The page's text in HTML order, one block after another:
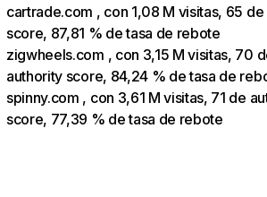
cartrade.com , con 1,08 M visitas, 65
score, 87,81 % de tasa de rebote
zigwheels.com , con 3,15 M visitas, 70
authority score, 84,24 % de tasa de
spinny.com , con 3,61 M visitas, 71 de
score, 77,39 % de tasa de rebote